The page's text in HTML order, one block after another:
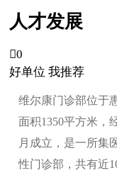
人才发展
0
好单位 我推荐
维尔康门诊部位于
面积1350平方米，
月成立，是一所集
性门诊部，共有近